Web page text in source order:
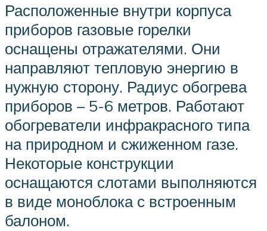
Расположенные внутри корпуса
приборов газовые горелки
оснащены отражателями. Они
направляют тепловую энергию в
нужную сторону. Радиус обогрева
приборов – 5-6 метров. Работают
обогреватели инфракрасного типа
на природном и сжиженном газе.
Некоторые конструкции
оснащаются слотами выполняются
в виде моноблока с встроенным
балоном.